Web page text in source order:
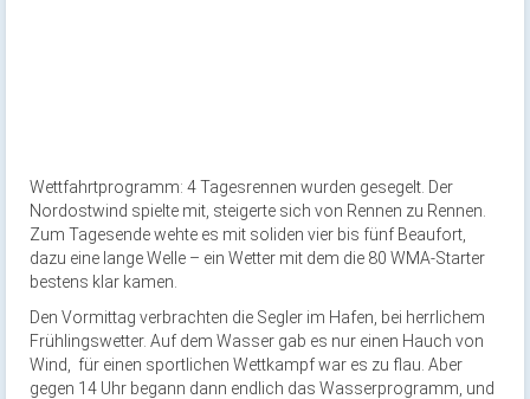
Wettfahrtprogramm: 4 Tagesrennen wurden gesegelt. Der
Nordostwind spielte mit, steigerte sich von Rennen zu Rennen.
Zum Tagesende wehte es mit soliden vier bis fünf Beaufort,
dazu eine lange Welle – ein Wetter mit dem die 80 WMA-Starter
bestens klar kamen.
Den Vormittag verbrachten die Segler im Hafen, bei herrlichem
Frühlingswetter. Auf dem Wasser gab es nur einen Hauch von
Wind, für einen sportlichen Wettkampf war es zu flau. Aber
gegen 14 Uhr begann dann endlich das Wasserprogramm, und